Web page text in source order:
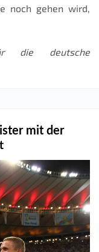
noch gehen wird,
die deutsche
mit der